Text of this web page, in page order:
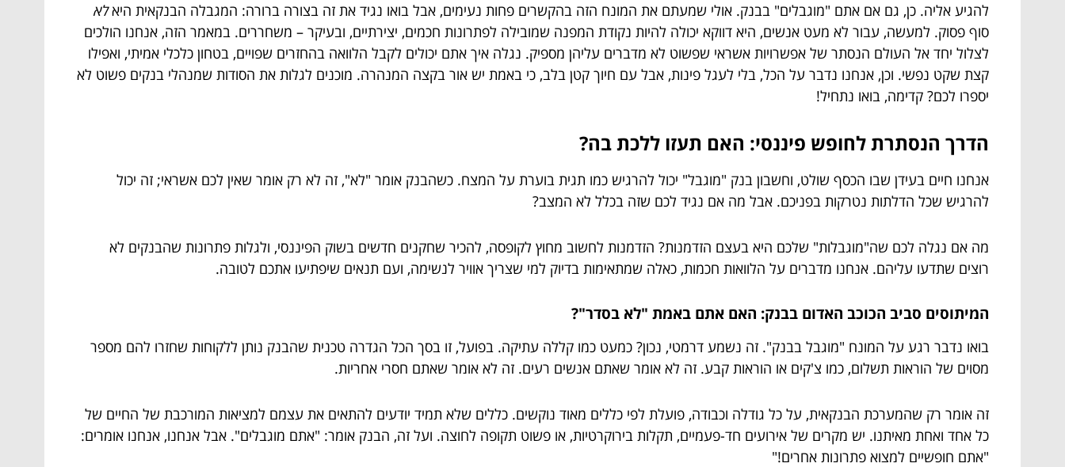
להגיע אליה. כן, גם אם אתם "מוגבלים" בבנק. אולי שמעתם את המונח הזה בהקשרים פחות נעימים, אבל בואו נגיד את זה בצורה ברורה: המגבלה הבנקאית היאלא
סוף פסוק. למעשה, עבור לא מעט אנשים, היא דווקא יכולה להיות נקודת המפנה שמובילה לפתרונות חכמים, יצירתיים, ובעיקר – משחררים. במאמר הזה, אנחנו הולכים
לצלול יחד אל העולם הנסתר של אפשרויות אשראי שפשוט לא מדברים עליהן מספיק. נגלה איך אתם יכולים לקבל הלוואה בהחזרים שפויים, בטחון כלכלי אמיתי, ואפילו
קצת שקט נפשי. וכן, אנחנו נדבר על הכל, בלי לעגל פינות, אבל עם חיוך קטן בלב, כי באמת יש אור בקצה המנהרה. מוכנים לגלות את הסודות שמנהלי בנקים פשוט לא
יספרו לכם? קדימה, בואו נתחיל!
הדרך הנסתרת לחופש פיננסי: האם תעזו ללכת בה?
אנחנו חיים בעידן שבו הכסף שולט, וחשבון בנק "מוגבל" יכול להרגיש כמו תגית בוערת על המצח. כשהבנק אומר "לא", זה לא רק אומר שאין לכם אשראי; זה יכול
להרגיש שכל הדלתות נטרקות בפניכם. אבל מה אם נגיד לכם שזה בכלל לא המצב?
מה אם נגלה לכם שה"מוגבלות" שלכם היא בעצם הזדמנות? הזדמנות לחשוב מחוץ לקופסה, להכיר שחקנים חדשים בשוק הפיננסי, ולגלות פתרונות שהבנקים לא
רוצים שתדעו עליהם. אנחנו מדברים על הלוואות חכמות, כאלה שמתאימות בדיוק למי שצריך אוויר לנשימה, ועם תנאים שיפתיעו אתכם לטובה.
המיתוסים סביב הכוכב האדום בבנק: האם אתם באמת "לא בסדר"?
בואו נדבר רגע על המונח "מוגבל בבנק". זה נשמע דרמטי, נכון? כמעט כמו קללה עתיקה. בפועל, זו בסך הכל הגדרה טכנית שהבנק נותן ללקוחות שחזרו להם מספר
מסוים של הוראות תשלום, כמו צ'קים או הוראות קבע. זה לא אומר שאתם אנשים רעים. זה לא אומר שאתם חסרי אחריות.
זה אומר רק שהמערכת הבנקאית, על כל גודלה וכבודה, פועלת לפי כללים מאוד נוקשים. כללים שלא תמיד יודעים להתאים את עצמם למציאות המורכבת של החיים של
כל אחד ואחת מאיתנו. יש מקרים של אירועים חד-פעמיים, תקלות בירוקרטיות, או פשוט תקופה לחוצה. ועל זה, הבנק אומר: "אתם מוגבלים". אבל אנחנו, אנחנו אומרים:
"אתם חופשיים למצוא פתרונות אחרים!"